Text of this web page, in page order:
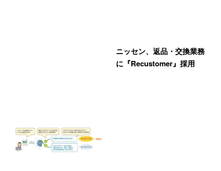
ニッセン、返品・交換業務
に『Recustomer』採用